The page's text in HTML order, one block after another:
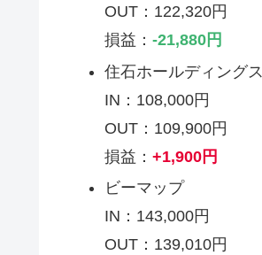
OUT：122,320円
損益： -21,880円
住石ホールディングス
IN：108,000円
OUT：109,900円
損益： +1,900円
ビーマップ
IN：143,000円
OUT：139,010円